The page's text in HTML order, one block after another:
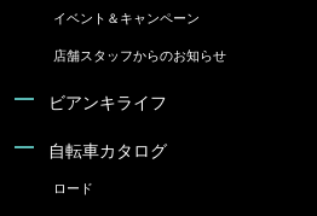
イベント＆キャンペーン
店舗スタッフからのお知らせ
ビアンキライフ
自転車カタログ
ロード